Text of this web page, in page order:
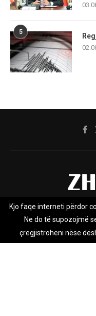
5
Rreth nesh
Zhurnal.mk është Agjenci
Kjo faqe interneti përdor
Ne do të supozojmë
çregjistroheni nëse